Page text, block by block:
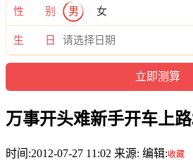
性 别 男 女
生 日
万事开头难新手开车上
时间:2012-07-27 11:02 来源: 编辑:收藏